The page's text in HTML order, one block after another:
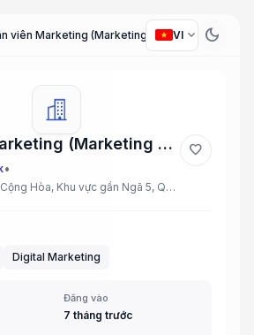
Nhân viên Marketing (Marketing Staff) VI expand_more dark_mode
Nhân viên Marketing (Marketing Staff)
•
Khu vực gần Ngã 4 Cộng Hòa, Khu vực gần Ngã 5, Quang Trung, Gò Vấp, Khu vực đối diện Đại học Ngoại Thương Cơ Sở 2, Bình Thạnh
favorite
Digital Marketing
Đăng vào
7 tháng trước